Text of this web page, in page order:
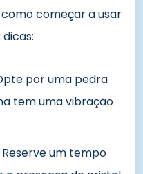
começar a usar
por uma pedra
tem uma vibração
Reserve um tempo